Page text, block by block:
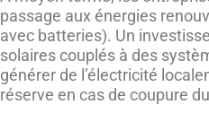
passage aux énergies
avec batteries). Un
solaires couplés à des
générer de l’électricité
réserve en cas de coupure